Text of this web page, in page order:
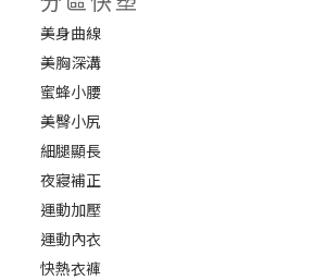
美身曲線
美胸深溝
蜜蜂小腰
美臀小尻
細腿顯長
夜寢補正
運動加壓
運動內衣
快熱衣褲